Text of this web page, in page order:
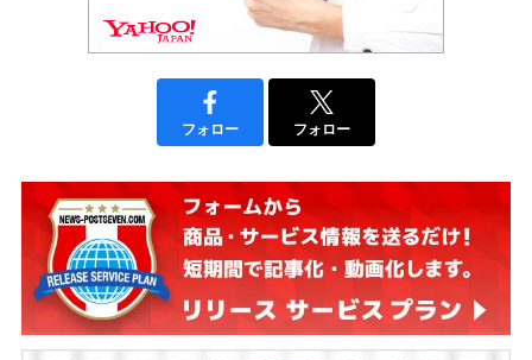
フォロー フォロー